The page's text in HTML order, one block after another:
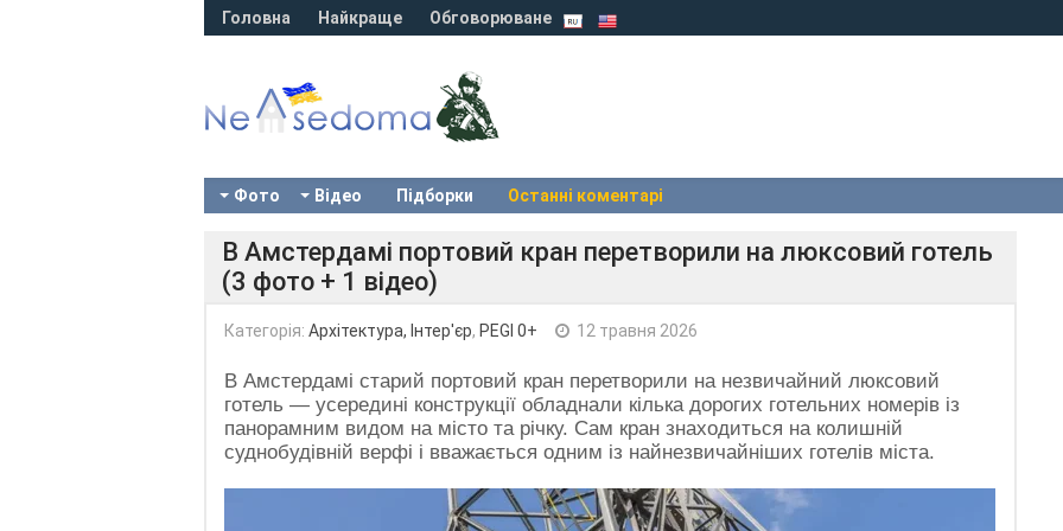
Головна Найкраще Обговорюване
Фото Відео Підборки Останні коментарі
В Амстердамі портовий кран перетворили на люксовий готель
(3 фото + 1 відео)
Категорія: Архітектура, Інтер'єр, PEGI 0+ 12 травня 2026
В Амстердамі старий портовий кран перетворили на незвичайний люксовий
готель — усередині конструкції обладнали кілька дорогих готельних номерів із
панорамним видом на місто та річку. Сам кран знаходиться на колишній
суднобудівній верфі і вважається одним із найнезвичайніших готелів міста.